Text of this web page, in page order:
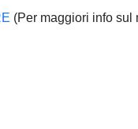
(Per maggiori info sul
la